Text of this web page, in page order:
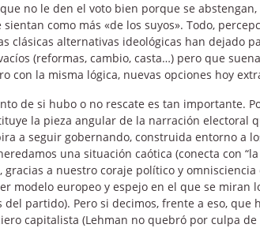
no le den el voto bien porque se
como más «de los suyos». Todo,
clásicas alternativas ideológicas han dejado
(reformas, cambio, casta…) pero que
con la misma lógica, nuevas opciones hoy
de si hubo o no rescate es tan importante.
la pieza angular de la narración electoral
a seguir gobernando, construida entorno a
una situación caótica (conecta con
gracias a nuestro coraje político y
modelo europeo y espejo en el que se miran
del partido). Pero si decimos, frente a eso, que
capitalista (Lehman no quebró por culpa de